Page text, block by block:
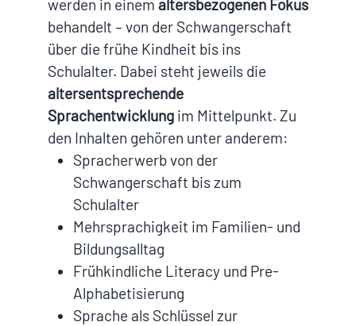
werden in einem altersbezogenen Fokus
behandelt – von der Schwangerschaft
über die frühe Kindheit bis ins
Schulalter. Dabei steht jeweils die
altersentsprechende
Sprachentwicklung im Mittelpunkt. Zu
den Inhalten gehören unter anderem:
Spracherwerb von der
Schwangerschaft bis zum
Schulalter
Mehrsprachigkeit im Familien- und
Bildungsalltag
Frühkindliche Literacy und Pre-
Alphabetisierung
Sprache als Schlüssel zur